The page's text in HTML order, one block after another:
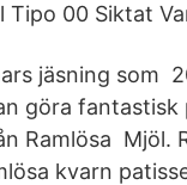
Tipo 00 Siktat
jäsning som
göra
Ramlösa Mjöl.
kvarn